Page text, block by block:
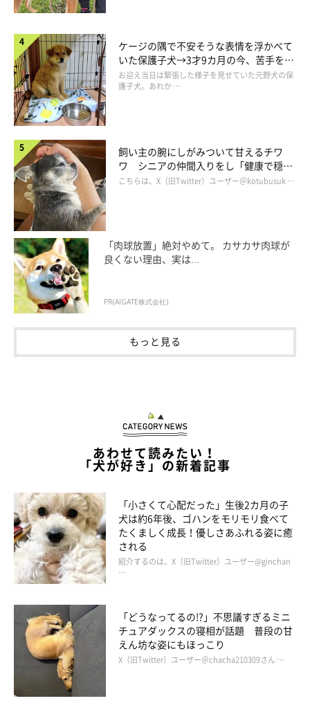
ヨーグルトを舐めたくて、必死だったんだね！（笑）
理由はともあれ、ノアちゃんとアリーちゃんのほっこりとした日
参照／Twitter（@MMgranma
文／雨宮カイ
ケージの隅で不安そうな表情を浮かべて
いた保護子犬→3才9カ月の今、苦手を克
服し頼もしいコに成長！
お迎え当日は緊張した様子を見せていた元野犬の保
護子犬。あれか …
飼い主の腕にしがみついて甘えるチワ
ワ シニアの仲間入りをし「健康で穏や
かな暮らしが続いてほしい」と願う
こちらは、X（旧Twitter）ユーザー＠kotubusuk …
「肉球放置」絶対やめて。 カサカサ肉球が
良くない理由、実は...
PR(AIGATE株式会社)
もっと見る
あわせて読みたい！
「犬が好き」の新着記事
「小さくて心配だった」生後2カ月の子
犬は約6年後、ゴハンをモリモリ食べて
たくましく成長！優しさあふれる姿に癒
される
紹介するのは、X（旧Twitter）ユーザー@ginchan
…
「どうなってるの!?」不思議すぎるミニ
チュアダックスの寝相が話題 普段の甘
えん坊な姿にもほっこり
X（旧Twitter）ユーザー＠chacha210309さん …